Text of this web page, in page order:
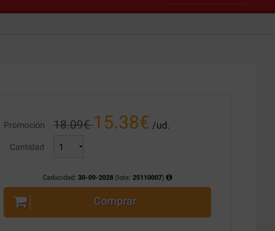
Promoción 18.09€ 15.38€ /ud.
Cantidad
Caducidad:30-09-2028 (lote:25110007)
Comprar